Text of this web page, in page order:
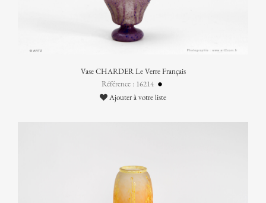
Vase CHARDER Le Verre Français
Référence : 16214
Ajouter à votre liste